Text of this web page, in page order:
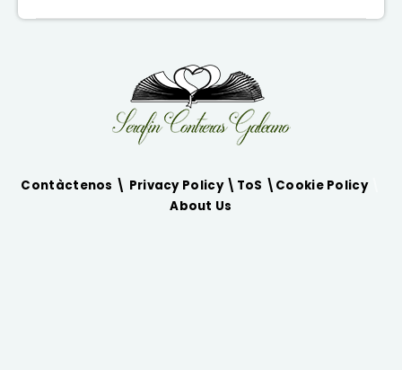
Contàctenos \ Privacy Policy \ ToS \ Cookie Policy\
About Us